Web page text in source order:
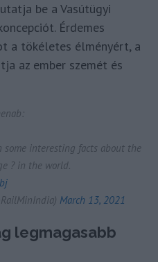
be a Vasútügyi
Érdemes
a tökéletes élményért, a
az ember szemét és
some interesting facts about the
? in the world.
March 13, 2021
legmagasabb